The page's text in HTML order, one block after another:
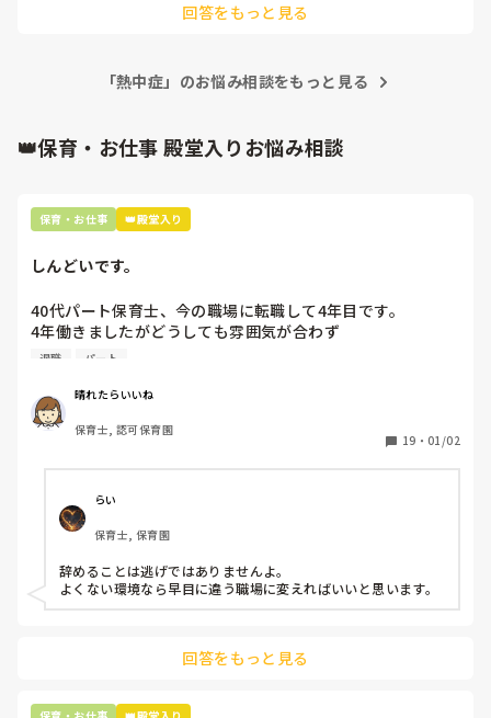
回答をもっと見る
「熱中症」のお悩み相談をもっと見る
👑保育・お仕事 殿堂入りお悩み相談
保育・お仕事 👑殿堂入り
しんどいです。
40代パート保育士、今の職場に転職して4年目です。
4年働きましたがどうしても雰囲気が合わず
退職しようと思っています。
周りの職員は、勤続10年以上から何十年という先生がほとん
どです。
保護者子どもの愚痴悪口が多く、
今で言う不適切保育も
仕方ないよね
もう何も言わずに
子どもの言いなりになればいいんだね
などいう意見で…
上の先生に相談することは難しそうです。
最後の職場にしようと思っていましたが
辞めることは逃げ、と、過去辞めた人も何年も言われ続けて
退職 パート
晴れたらいいね
保育士, 認可保育園
19 ・ 01/02
らい
保育士, 保育園
辞めることは逃げではありませんよ。
よくない環境なら早目に違う職場に変えればいいと思います。
回答をもっと見る